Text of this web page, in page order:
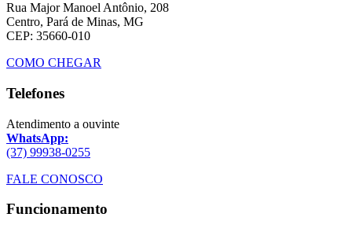
Rua Major Manoel Antônio, 208
Centro, Pará de Minas, MG
CEP: 35660-010
COMO CHEGAR
Telefones
Atendimento a ouvinte
WhatsApp:
(37) 99938-0255
FALE CONOSCO
Funcionamento